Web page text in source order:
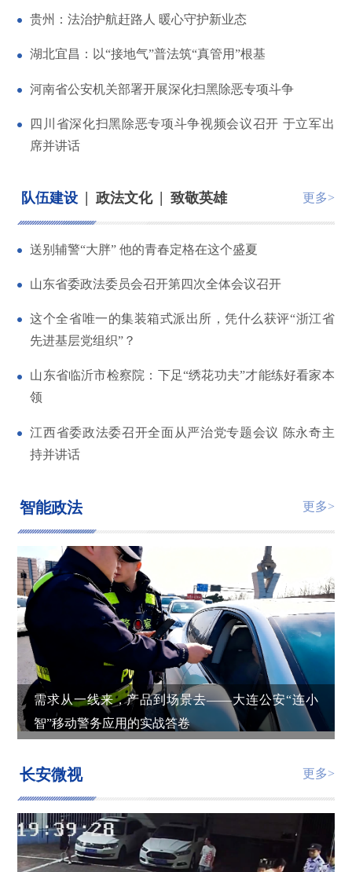
贵州：法治护航赶路人 暖心守护新业态
湖北宜昌：以“接地气”普法筑“真管用”根基
河南省公安机关部署开展深化扫黑除恶专项斗争
四川省深化扫黑除恶专项斗争视频会议召开 于立军出
席并讲话
更多>
队伍建设 | 政法文化 | 致敬英雄
送别辅警“大胖” 他的青春定格在这个盛夏
山东省委政法委员会召开第四次全体会议召开
这个全省唯一的集装箱式派出所，凭什么获评“浙江省
先进基层党组织”？
山东省临沂市检察院：下足“绣花功夫”才能练好看家本
领
江西省委政法委召开全面从严治党专题会议 陈永奇主
持并讲话
智能政法 更多>
需求从一线来，产品到场景去——大连公安“连小
智”移动警务应用的实战答卷
长安微视 更多>